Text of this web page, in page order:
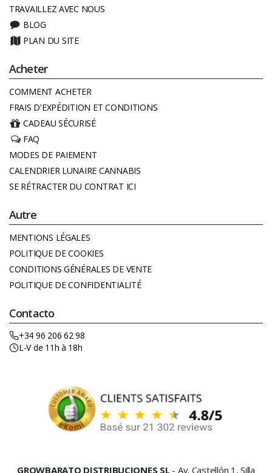
TRAVAILLEZ AVEC NOUS
BLOG
PLAN DU SITE
Acheter
COMMENT ACHETER
FRAIS D'EXPÉDITION ET CONDITIONS
CADEAU SÉCURISÉ
FAQ
MODES DE PAIEMENT
CALENDRIER LUNAIRE CANNABIS
SE RÉTRACTER DU CONTRAT ICI
Autre
MENTIONS LÉGALES
POLITIQUE DE COOKIES
CONDITIONS GÉNÉRALES DE VENTE
POLITIQUE DE CONFIDENTIALITÉ
Contacto
+34 96 206 62 98
L-V de 11h à 18h
GROWBARATO DISTRIBUCIONES SL - Av. Castellón 1, Silla